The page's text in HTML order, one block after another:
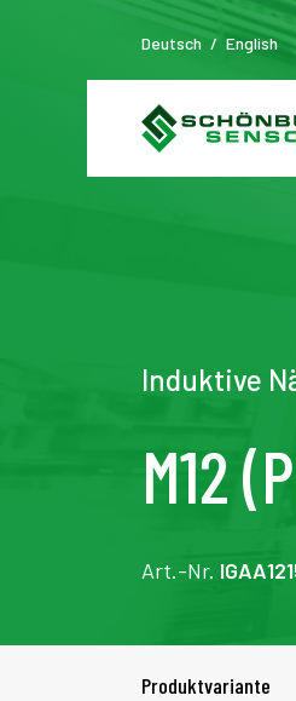
Deutsch / English
Induktive
M12
Art.-Nr.
Produktvariante